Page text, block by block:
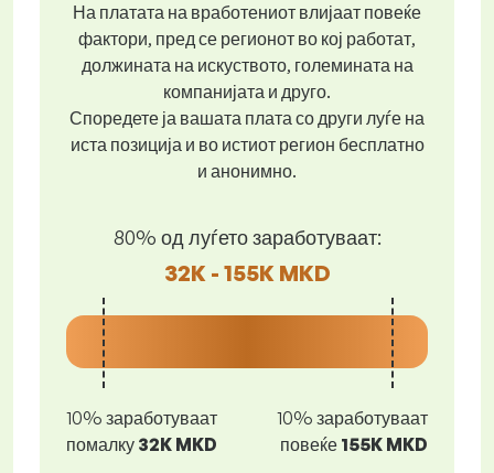
На платата на вработениот влијаат повеќе
фактори, пред се регионот во кој работат,
должината на искуството, големината на
компанијата и друго.
Споредете ја вашата плата со други луѓе на
иста позиција и во истиот регион бесплатно
и анонимно.
80% од луѓето заработуваат:
32K - 155K MKD
10% заработуваат
помалку 32K MKD
10% заработуваат
повеќе 155K MKD